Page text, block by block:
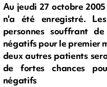
Au jeudi 27 octobre
n'a été enregistré.
personnes souffrant
négatifs pour le premier
deux autres patients
de fortes chances
négatifs